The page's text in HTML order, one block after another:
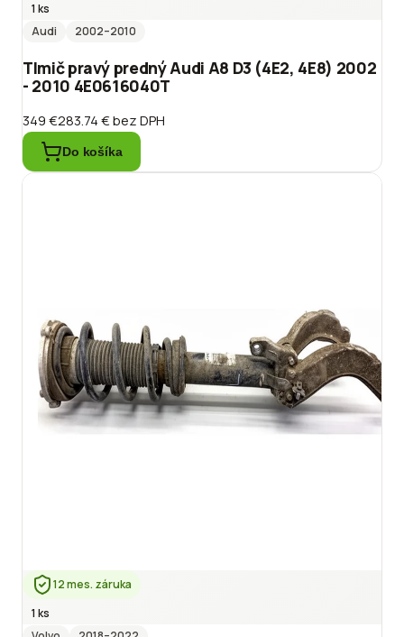
1 ks
Audi
2002–2010
Tlmič pravý predný Audi A8 D3 (4E2, 4E8) 2002
- 2010 4E0616040T
349 €283.74 €bez DPH
Do košíka
12 mes. záruka
1 ks